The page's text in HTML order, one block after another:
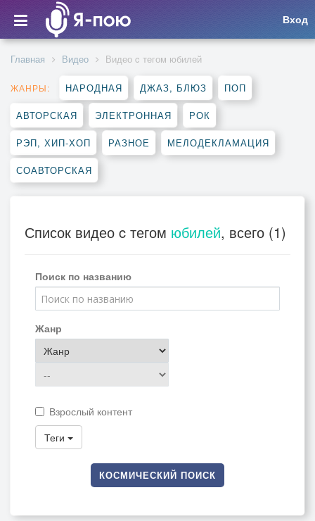
Вход
Главная Видео Видео c тегом юбилей
ЖАНРЫ: НАРОДНАЯ ДЖАЗ, БЛЮЗ ПОП
АВТОРСКАЯ ЭЛЕКТРОННАЯ РОК
РЭП, ХИП-ХОП РАЗНОЕ МЕЛОДЕКЛАМАЦИЯ
СОАВТОРСКАЯ
Список видео c тегом юбилей, всего (1)
Поиск по названию
Жанр
Взрослый контент
Теги
КОСМИЧЕСКИЙ ПОИСК